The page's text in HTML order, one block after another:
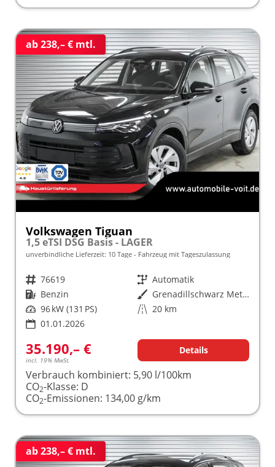
ab 238,– € mtl.
Volkswagen Tiguan
1,5 eTSI DSG Basis - LAGER
unverbindliche Lieferzeit: 10 Tage Fahrzeug mit Tageszulassung
Fahrzeugnr. 76619 Getriebe Automatik
Kraftstoff Benzin Außenfarbe
Grenadillschwarz Metallic (0E)
Leistung 96 kW (131 PS) Kilometerstand 20 km
01.01.2026
35.190,– €
incl. 19% MwSt.
Details
Verbrauch kombiniert: 5,90 l/100km
CO2-Klasse: D
CO2-Emissionen: 134,00 g/km
ab 238,– € mtl.